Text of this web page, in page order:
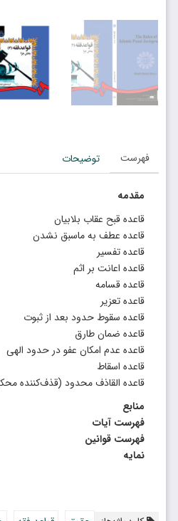
فهرست توضیحات
مقدمه
قاعده قبح عقاب بلابیان
قاعده عطف به ماسبق نشدن
قاعده تفسیر
قاعده اعانت بر اثم
قاعده قسامه
قاعده تعزیر
قاعده سقوط حدود بعد از ثبوت
قاعده ضمان طارق
قاعده عدم امکان عفو در حدود الهی
قاعده اسقاط
قاعده القاذف محدود (قذف‌کننده
منابع
فهرست آیات
فهرست قوانین
نمایه